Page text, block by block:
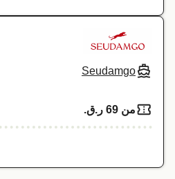
Seudamgo
من 69 ر.ق.‏